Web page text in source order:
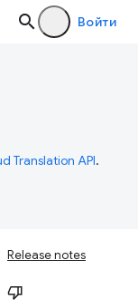
Войти
Translation API.
Release notes